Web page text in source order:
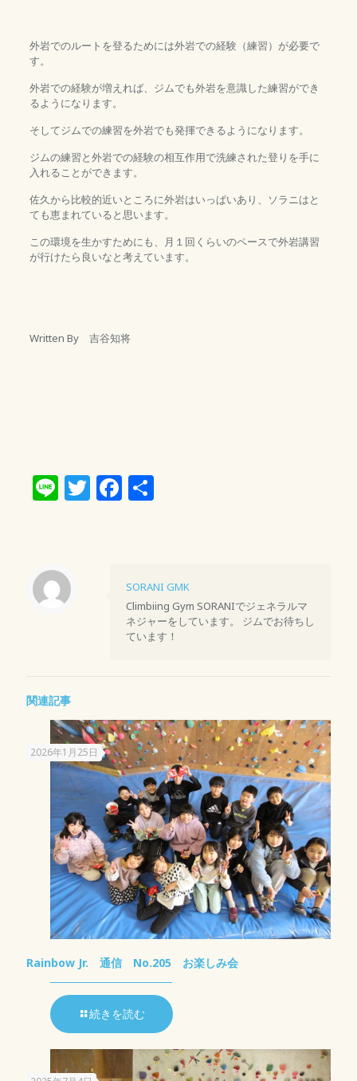
外岩でのルートを登るためには外岩での経験（練習）が必要で
す。
外岩での経験が増えれば、ジムでも外岩を意識した練習ができ
るようになります。
そしてジムでの練習を外岩でも発揮できるようになります。
ジムの練習と外岩での経験の相互作用で洗練された登りを手に
入れることができます。
佐久から比較的近いところに外岩はいっぱいあり、ソラニはと
ても恵まれていると思います。
この環境を生かすためにも、月１回くらいのペースで外岩講習
が行けたら良いなと考えています。
Written By 吉谷知将
LineTwitter
Facebook
共
SORANI GMK
Climbiing Gym SORANIでジェネラルマ
ネジャーをしています。 ジムでお待ちし
ています！
関連記事
2026年1月25日
Rainbow Jr. 通信 No.205 お楽しみ会
続きを読む